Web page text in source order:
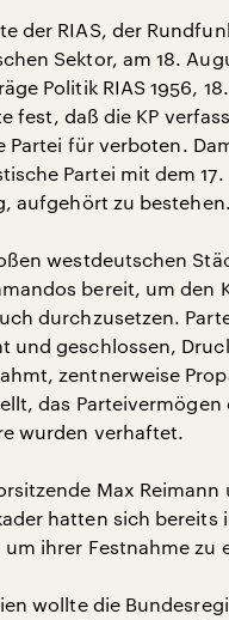
der RIAS, der
Sektor, am 18.
Politik RIAS 1956,
fest, daß die KP
Partei für verboten.
Partei mit dem
aufgehört zu
westdeutschen
bereit, um den
durchzusetzen.
und geschlossen,
zentnerweise
das Parteivermögen
wurden verhaftet.
Max
hatten sich bereits
ihrer Festnahme zu
wollte die